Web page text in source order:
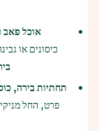
אוכל פאב
כיסונים או
תחתיות בירה,
פרט, החל